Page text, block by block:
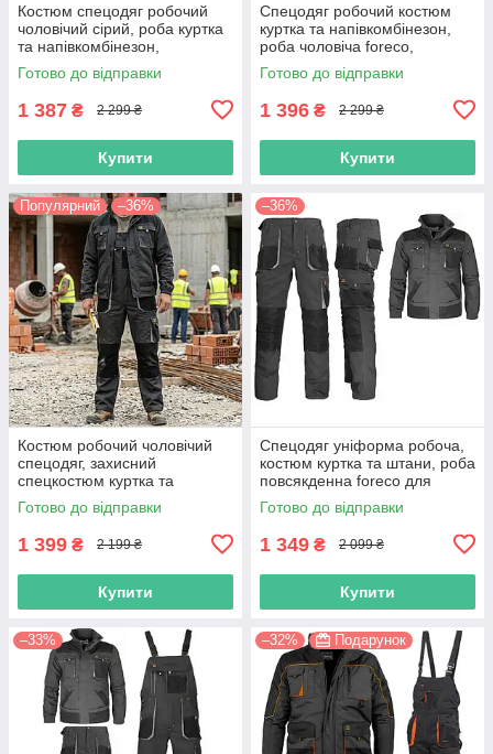
Костюм спецодяг робочий
чоловічий сірий, роба куртка
та напівкомбінезон,
спеціальний захисний,
спецівка польша
Готово до відправки
1 387 ₴ 2 299 ₴
Купити
Спецодяг робочий костюм
куртка та напівкомбінезон,
роба чоловіча foreco,
спецівка польша, reis
Готово до відправки
1 396 ₴ 2 299 ₴
Купити
Популярний –36%
Костюм робочий чоловічий
спецодяг, захисний
спецкостюм куртка та
напівкомбінезон, польша reis
Готово до відправки
1 399 ₴ 2 199 ₴
Купити
–36%
Спецодяг уніформа робоча,
костюм куртка та штани, роба
повсякденна foreco для
працівників, польша reis
Готово до відправки
1 349 ₴ 2 099 ₴
Купити
–33% –32% Подарунок